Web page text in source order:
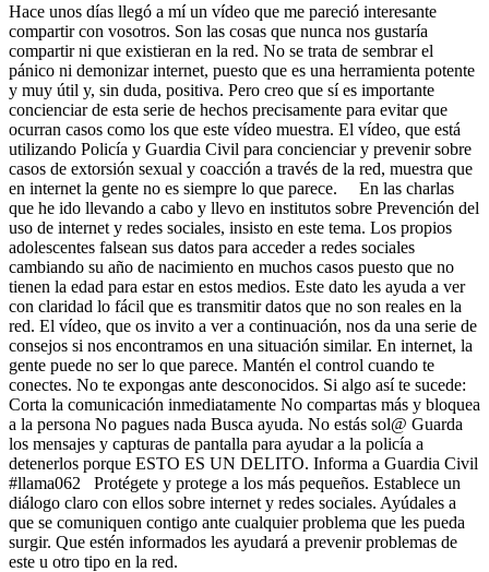
Hace unos días llegó a mí un vídeo que me pareció interesante
compartir con vosotros. Son las cosas que nunca nos gustaría
compartir ni que existieran en la red. No se trata de sembrar el
pánico ni demonizar internet, puesto que es una herramienta potente
y muy útil y, sin duda, positiva. Pero creo que sí es importante
concienciar de esta serie de hechos precisamente para evitar que
ocurran casos como los que este vídeo muestra. El vídeo, que está
utilizando Policía y Guardia Civil para concienciar y prevenir sobre
casos de extorsión sexual y coacción a través de la red, muestra que
en internet la gente no es siempre lo que parece. En las charlas
que he ido llevando a cabo y llevo en institutos sobre Prevención del
uso de internet y redes sociales, insisto en este tema. Los propios
adolescentes falsean sus datos para acceder a redes sociales
cambiando su año de nacimiento en muchos casos puesto que no
tienen la edad para estar en estos medios. Este dato les ayuda a ver
con claridad lo fácil que es transmitir datos que no son reales en la
red. El vídeo, que os invito a ver a continuación, nos da una serie de
consejos si nos encontramos en una situación similar. En internet, la
gente puede no ser lo que parece. Mantén el control cuando te
conectes. No te expongas ante desconocidos. Si algo así te sucede:
Corta la comunicación inmediatamente No compartas más y bloquea
a la persona No pagues nada Busca ayuda. No estás sol@ Guarda
los mensajes y capturas de pantalla para ayudar a la policía a
detenerlos porque ESTO ES UN DELITO. Informa a Guardia Civil
#llama062 Protégete y protege a los más pequeños. Establece un
diálogo claro con ellos sobre internet y redes sociales. Ayúdales a
que se comuniquen contigo ante cualquier problema que les pueda
surgir. Que estén informados les ayudará a prevenir problemas de
este u otro tipo en la red.